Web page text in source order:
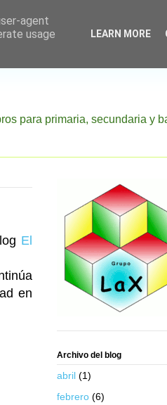
para primaria, secundaria y
El
en
Archivo del blog
abril (1)
febrero (6)
agent
usage
LEARN MORE